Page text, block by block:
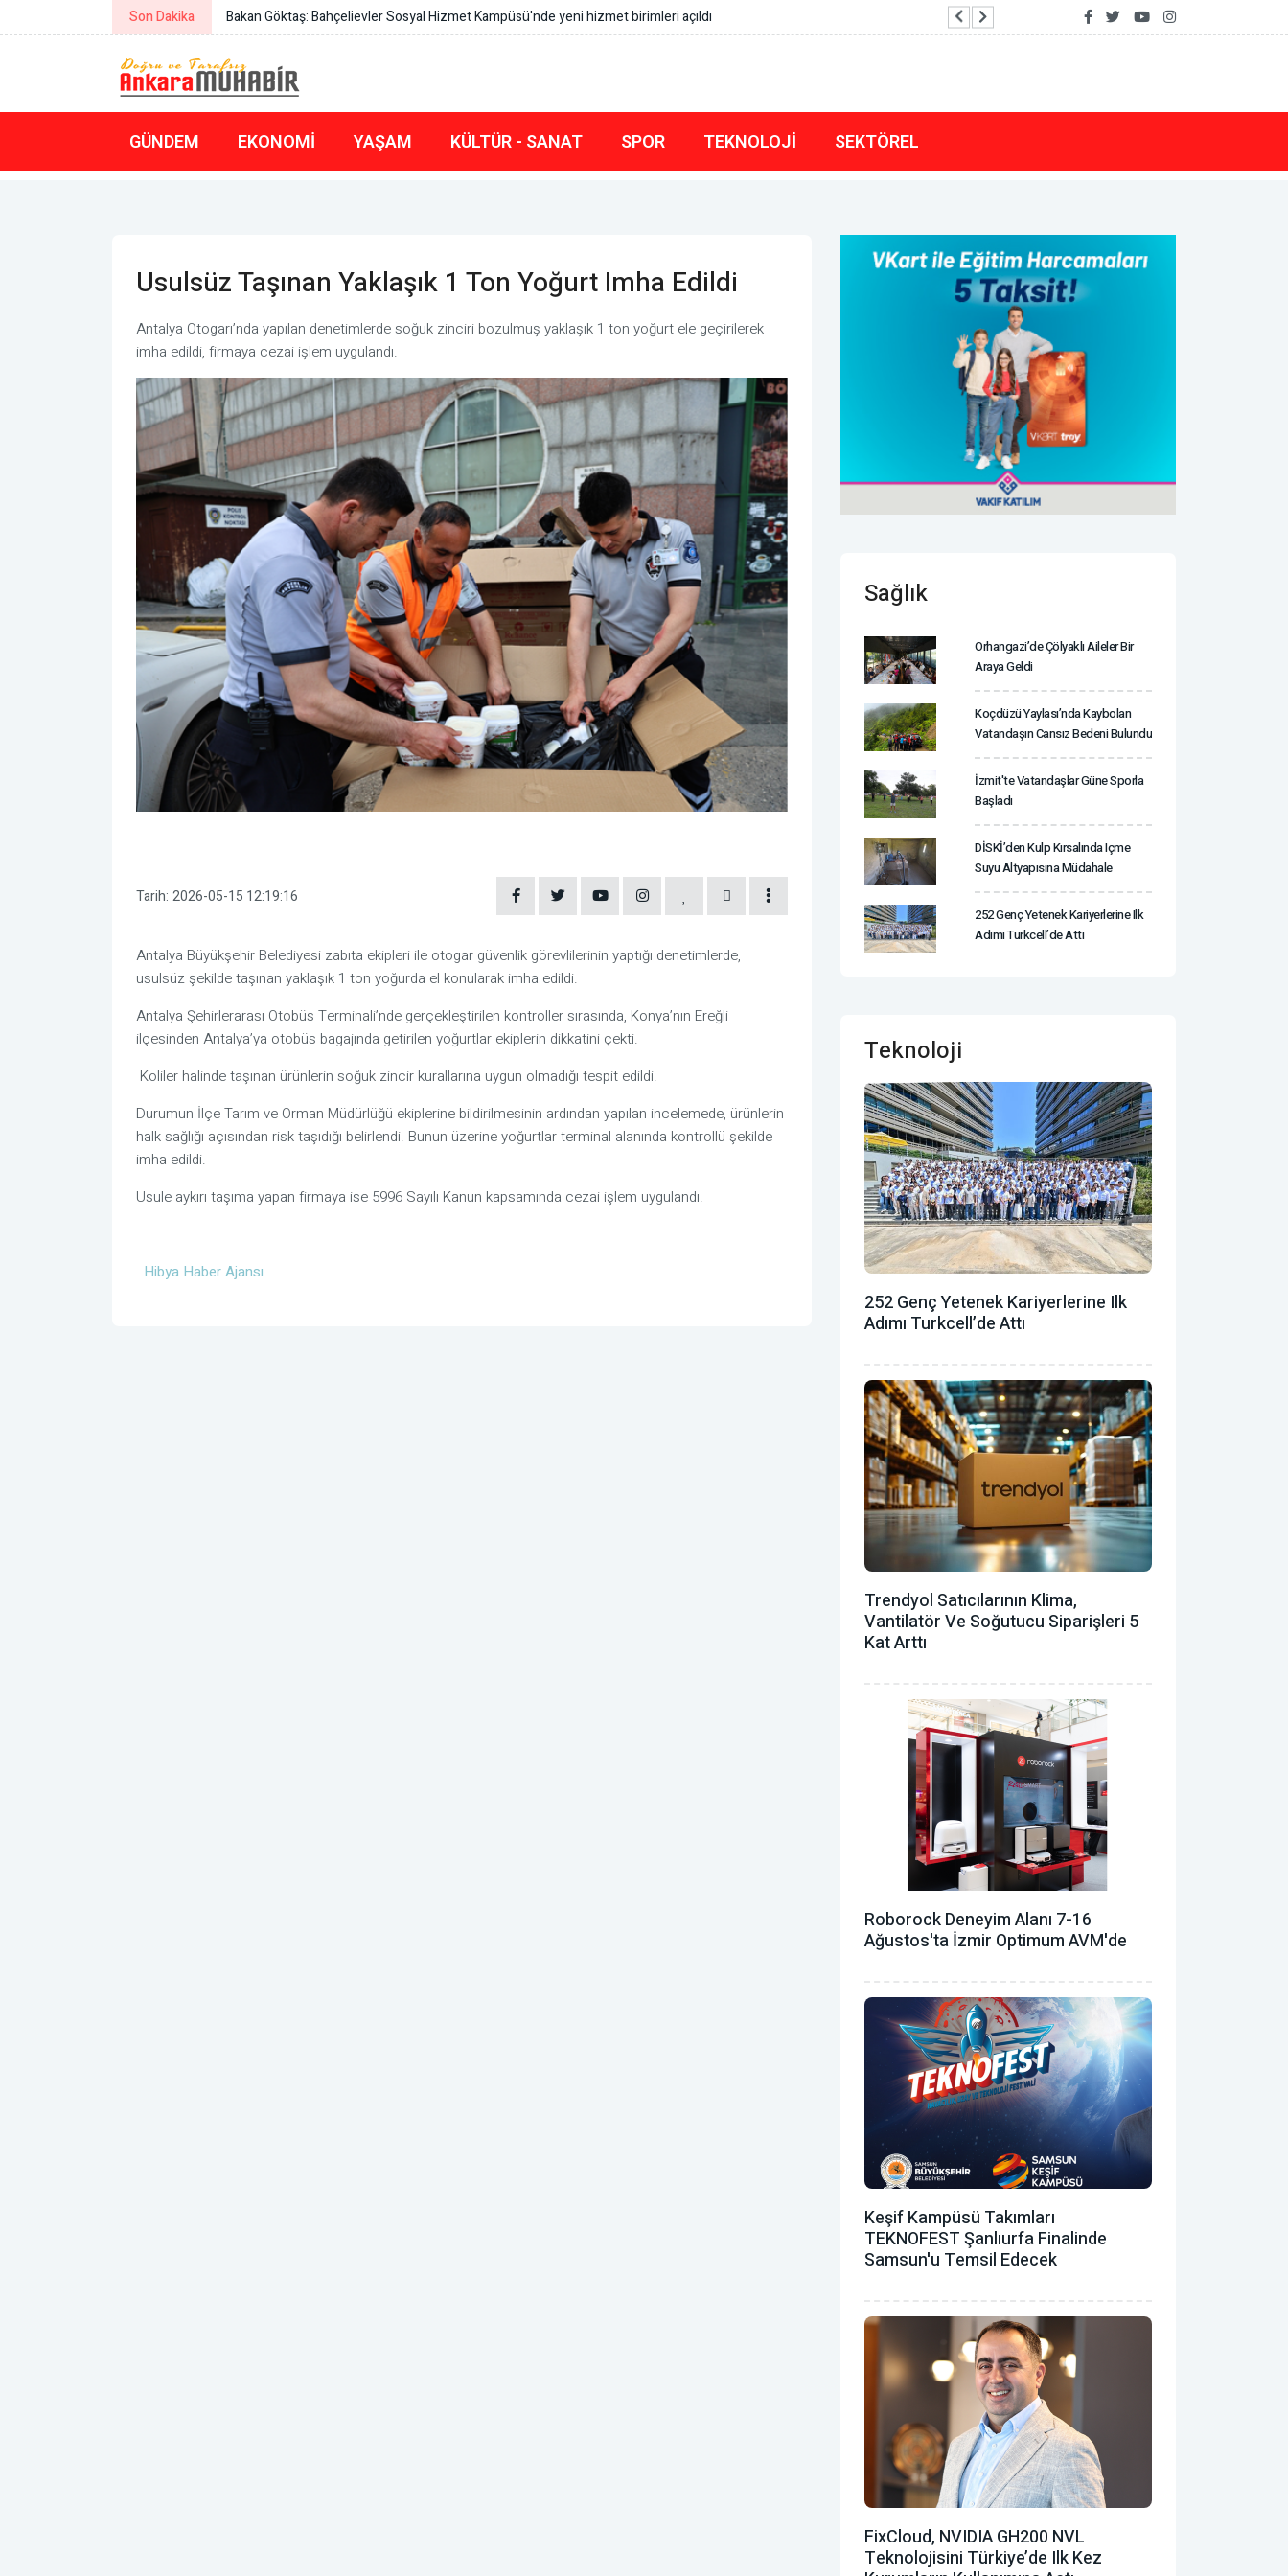
Son Dakika Menderes Belediyesi’ne yönelik operasyonda Belediye Başkanı İlkay Çiçek tutuklandı Çelik: Karadeniz'de sivil gemilerin hedef
GÜNDEM EKONOMI YAŞAM KÜLTÜR - SANAT SPOR TEKNOLOJI SEKTÖREL
Usulsüz Taşınan Yaklaşık 1 Ton Yoğurt Imha Edildi
Antalya Otogarı’nda yapılan denetimlerde soğuk zinciri bozulmuş yaklaşık 1 ton yoğurt ele geçirilerek
imha edildi, firmaya cezai işlem uygulandı.
Tarih: 2026-05-15 12:19:16
Antalya Büyükşehir Belediyesi zabıta ekipleri ile otogar güvenlik görevlilerinin yaptığı denetimlerde,
usulsüz şekilde taşınan yaklaşık 1 ton yoğurda el konularak imha edildi.
Antalya Şehirlerarası Otobüs Terminali’nde gerçekleştirilen kontroller sırasında, Konya’nın Ereğli
ilçesinden Antalya’ya otobüs bagajında getirilen yoğurtlar ekiplerin dikkatini çekti.
Koliler halinde taşınan ürünlerin soğuk zincir kurallarına uygun olmadığı tespit edildi.
Durumun İlçe Tarım ve Orman Müdürlüğü ekiplerine bildirilmesinin ardından yapılan incelemede, ürünlerin
halk sağlığı açısından risk taşıdığı belirlendi. Bunun üzerine yoğurtlar terminal alanında kontrollü şekilde
imha edildi.
Usule aykırı taşıma yapan firmaya ise 5996 Sayılı Kanun kapsamında cezai işlem uygulandı.
Hibya Haber Ajansı
Sağlık
Orhangazi’de Çölyaklı Aileler Bir
Araya Geldi
Koçdüzü Yaylası’nda Kaybolan
Vatandaşın Cansız Bedeni Bulundu
İzmit'te Vatandaşlar Güne Sporla
Başladı
DİSKİ’den Kulp Kırsalında Içme
Suyu Altyapısına Müdahale
252 Genç Yetenek Kariyerlerine Ilk
Adımı Turkcell’de Attı
Teknoloji
252 Genç Yetenek Kariyerlerine Ilk
Adımı Turkcell’de Attı
Trendyol Satıcılarının Klima,
Vantilatör ‎ve Soğutucu Siparişleri 5
Kat Arttı
Roborock Deneyim Alanı 7-16
Ağustos'ta İzmir Optimum AVM'de
Keşif Kampüsü Takımları
TEKNOFEST Şanlıurfa Finalinde
Samsun'u Temsil Edecek
FixCloud, NVIDIA GH200 NVL
Teknolojisini Türkiye’de Ilk Kez